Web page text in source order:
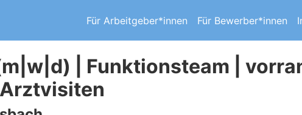
Für Arbeitgeber*innen Für Bewerber*innen
| Funktionsteam |